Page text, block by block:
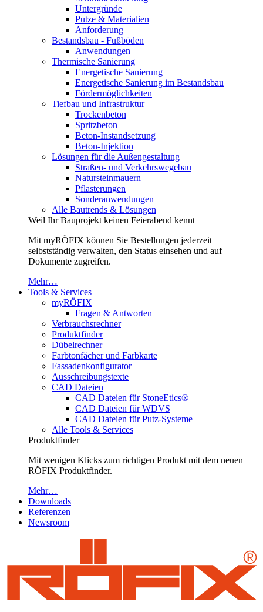
Untergründe
Putze & Materialien
Anforderung
Bestandsbau - Fußböden
Anwendungen
Thermische Sanierung
Energetische Sanierung
Energetische Sanierung im Bestandsbau
Fördermöglichkeiten
Tiefbau und Infrastruktur
Trockenbeton
Spritzbeton
Beton-Instandsetzung
Beton-Injektion
Lösungen für die Außengestaltung
Straßen- und Verkehrswegebau
Natursteinmauern
Pflasterungen
Sonderanwendungen
Alle Bautrends & Lösungen
Weil Ihr Bauprojekt keinen Feierabend kennt
Mit myRÖFIX können Sie Bestellungen jederzeit
selbstständig verwalten, den Status einsehen und auf
Dokumente zugreifen.
Mehr…
Tools & Services
myRÖFIX
Fragen & Antworten
Verbrauchsrechner
Produktfinder
Dübelrechner
Farbtonfächer und Farbkarte
Fassadenkonfigurator
Ausschreibungstexte
CAD Dateien
CAD Dateien für StoneEtics®
CAD Dateien für WDVS
CAD Dateien für Putz-Systeme
Alle Tools & Services
Produktfinder
Mit wenigen Klicks zum richtigen Produkt mit dem neuen
RÖFIX Produktfinder.
Mehr…
Downloads
Referenzen
Newsroom